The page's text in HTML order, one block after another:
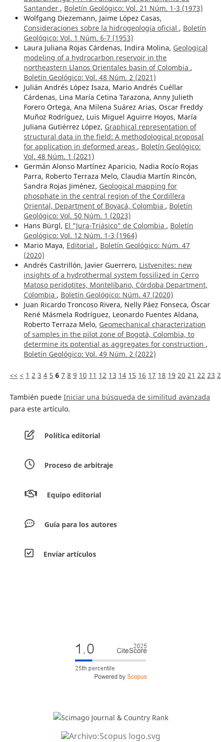
Santander , Boletín Geológico: Vol. 21 Núm. 1-3 (1973)
Wolfgang Diezemann, Jaime López Casas,
Consideraciones sobre la hidrogeología oficial , Boletín
Geológico: Vol. 1 Núm. 6-7 (1953)
Laura Juliana Rojas Cárdenas, Indira Molina, Geological
modeling of a hydrocarbon reservoir in the
northeastern Llanos Orientales basin of Colombia ,
Boletín Geológico: Vol. 48 Núm. 2 (2021)
Julián Andrés López Isaza, Mario Andrés Cuéllar
Cárdenas, Lina María Cetina Tarazona, Anny Julieth
Forero Ortega, Ana Milena Suárez Arias, Oscar Freddy
Muñoz Rodríguez, Luis Miguel Aguirre Hoyos, María
Juliana Gutiérrez López, Graphical representation of
structural data in the field: A methodological proposal
for application in deformed areas , Boletín Geológico:
Vol. 48 Núm. 1 (2021)
Germán Alonso Martínez Aparicio, Nadia Rocío Rojas
Parra, Roberto Terraza Melo, Claudia Martín Rincón,
Sandra Rojas Jiménez, Geological mapping for
phosphate in the central region of the Cordillera
Oriental, Department of Boyacá, Colombia , Boletín
Geológico: Vol. 50 Núm. 1 (2023)
Hans Bürgl, El "Jura-Triásico" de Colombia , Boletín
Geológico: Vol. 12 Núm. 1-3 (1964)
Mario Maya, Editorial , Boletín Geológico: Núm. 47
(2020)
Andrés Castrillón, Javier Guerrero, Listvenites: new
insights of a hydrothermal system fossilized in Cerro
Matoso peridotites, Montelíbano, Córdoba Department,
Colombia , Boletín Geológico: Núm. 47 (2020)
Juan Ricardo Troncoso Rivera, Nelly Páez Fonseca, Óscar
René Másmela Rodríguez, Leonardo Fuentes Aldana,
Roberto Terraza Melo, Geomechanical characterization
of samples in the pilot zone of Bogotá, Colombia, to
determine its potential as aggregates for construction ,
Boletín Geológico: Vol. 49 Núm. 2 (2022)
<< < 1 2 3 4 5 6 7 8 9 10 11 12 13 14 15 16 17 18 19 20 21 22 23
También puede Iniciar una búsqueda de similitud avanzada
para este artículo.
Política editorial
Proceso de arbitraje
Equipo editorial
Guía para los autores
Envíar artículos